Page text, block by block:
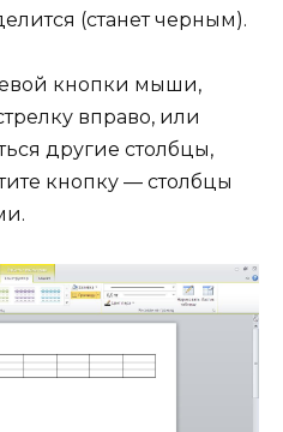
(станет черным).
кнопки мыши,
вправо, или
другие столбцы,
кнопку — столбцы